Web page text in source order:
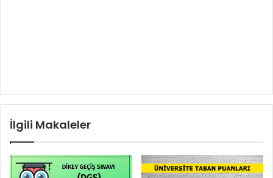
İlgili Makaleler